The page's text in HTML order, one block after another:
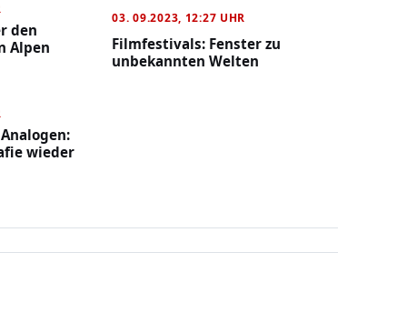
den
Alpen
03. 09.2023, 12:27 UHR
Filmfestivals: Fenster zu
unbekannten Welten
wieder